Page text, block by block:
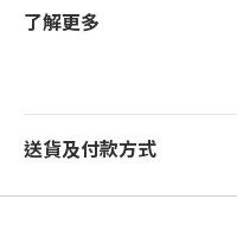
了解更多
送貨及付款方式